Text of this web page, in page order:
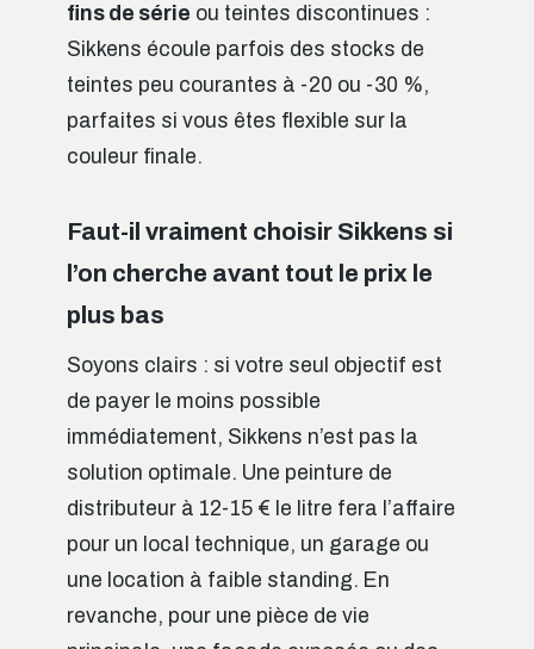
fins de série ou teintes discontinues :
Sikkens écoule parfois des stocks de
teintes peu courantes à -20 ou -30 %,
parfaites si vous êtes flexible sur la
couleur finale.
Faut-il vraiment choisir Sikkens si
l’on cherche avant tout le prix le
plus bas
Soyons clairs : si votre seul objectif est
de payer le moins possible
immédiatement, Sikkens n’est pas la
solution optimale. Une peinture de
distributeur à 12-15 € le litre fera l’affaire
pour un local technique, un garage ou
une location à faible standing. En
revanche, pour une pièce de vie